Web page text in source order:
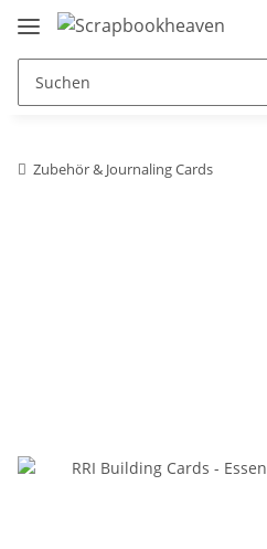
Zubehör & Journaling Cards